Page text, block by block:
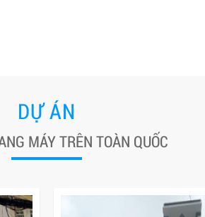
DỰ ÁN
MÁY TRÊN TOÀN QUỐC